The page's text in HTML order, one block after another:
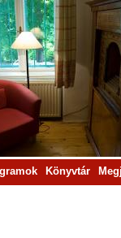
Könyvtár